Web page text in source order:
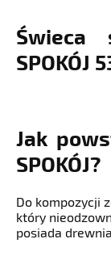
Świeca
SPOKÓJ
Jak
SPOKÓJ?
Do kompozycji
który
posiada